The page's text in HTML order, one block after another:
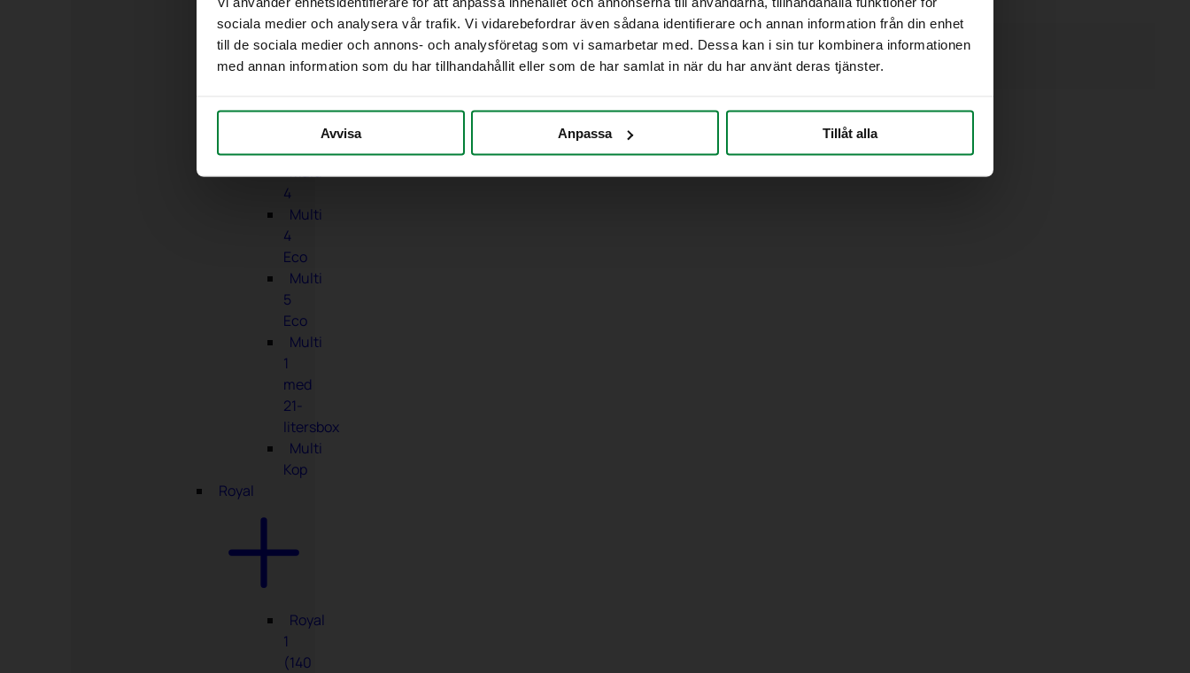
sociala medier och analysera vår trafik. Vi vidarebefordrar även sådana identifierare och annan information från din enhet
till de sociala medier och annons- och analysföretag som vi samarbetar med. Dessa kan i sin tur kombinera informationen
med annan information som du har tillhandahållit eller som de har samlat in när du har använt deras tjänster.
Avvisa Anpassa Tillåt alla
Eco
Multi
2
Multi
Eco
Multi
4
Multi
4
Eco
Multi
5
Eco
Multi
1
med
21-
litersbox
Multi
Kop
Royal
Royal
1
(140